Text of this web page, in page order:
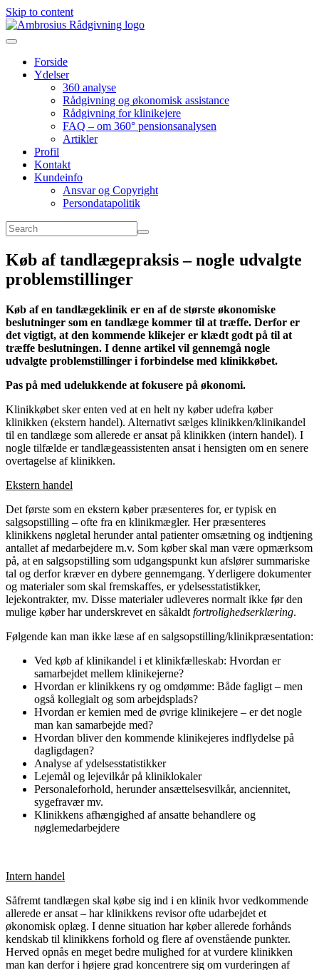
Skip to content
Forside
Ydelser
360 analyse
Rådgivning og økonomisk assistance
Rådgivning for klinikejere
FAQ – om 360° pensionsanalysen
Artikler
Profil
Kontakt
Kundeinfo
Ansvar og Copyright
Persondatapolitik
Køb af tandlægepraksis – nogle udvalgte
problemstillinger
Køb af en tandlægeklinik er en af de største økonomiske
beslutninger som en tandlæge kommer til at træffe. Derfor er
det vigtigt, at den kommende klikejer er klædt godt på til at
træffe beslutningen. I denne artikel vil gennemgå nogle
udvalgte problemstillinger i forbindelse med klinikkøbet.
Pas på med udelukkende at fokusere på økonomi.
Klinikkøbet sker enten ved at en helt ny køber udefra køber
klinikken (ekstern handel). Alternativt sælges klinikken/klinikandel
til en tandlæge som allerede er ansat på klinikken (intern handel). I
nogle tilfælde er tandlægeassistenten ansat i hensigten om en senere
overtagelse af klinikken.
Ekstern handel
Det første som en ekstern køber præsenteres for, er typisk en
salgsopstilling – ofte fra en klinikmægler. Her præsenteres
klinikkens nøgletal herunder antal patienter omsætning og indtjening
antallet af medarbejdere m.v. Som køber skal man være opmærksom
på, at en salgsopstilling som udgangspunkt kun afslører summariske
tal og derfor kræver en dybere gennemgang. Yderligere dokumenter
og materialer som skal fremskaffes, er ydelsesstatistikker,
lejekontrakter, mv. Disse materialer udleveres normalt ikke før den
mulige køber har underskrevet en såkaldt fortrolighedserklæring.
Følgende kan man ikke læse af en salgsopstilling/klinikpræsentation:
Ved køb af klinikandel i et klinikfælleskab: Hvordan er
samarbejdet mellem klinikejerne?
Hvordan er klinikkens ry og omdømme: Både fagligt – men
også kollegialt og som arbejdsplads?
Hvordan er kemien med de øvrige klinikejere – er det nogle
man kan samarbejde med?
Hvordan bliver den kommende klinikejeres indflydelse på
dagligdagen?
Analyse af ydelsesstatistikker
Lejemål og lejevilkår på kliniklokaler
Personaleforhold, herunder ansættelsesvilkår, anciennitet,
sygefravær mv.
Klinikkens afhængighed af ansatte behandlere og
nøglemedarbejdere
Intern handel
Såfremt tandlægen skal købe sig ind i en klinik hvor vedkommende
allerede er ansat – har klinikkens revisor ofte udarbejdet et
økonomisk oplæg. I denne situation har køber allerede forhånds
kendskab til klinikkens forhold og flere af ovenstående punkter.
Herved opnås en meget bedre mulighed for at vurdere klinikken
man kan derfor i højere grad koncentrere sig om vurderingen af